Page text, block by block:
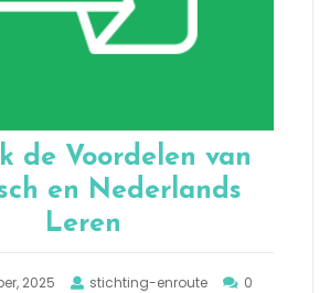
de Voordelen van
en Nederlands
Leren
2025 stichting-enroute
0